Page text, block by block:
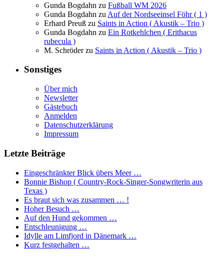
Gunda Bogdahn zu Fußball WM 2026
Gunda Bogdahn zu Auf der Nordseeinsel Föhr ( 1 )
Erhard Preuß zu Saints in Action ( Akustik – Trio )
Gunda Bogdahn zu Ein Rotkehlchen ( Erithacus
rubecula )
M. Schröderzu Saints in Action ( Akustik – Trio )
Sonstiges
Über mich
Newsletter
Gästebuch
Anmelden
Datenschutzerklärung
Impressum
Letzte Beiträge
Eingeschränkter Blick übers Meer …
Bonnie Bishop ( Country-Rock-Singer-Songwriterin aus
Texas )
Es braut sich was zusammen … !
Hoher Besuch …
Auf den Hund gekommen …
Entschleunigung …
Idylle am Limfjord in Dänemark …
Kurz festgehalten …